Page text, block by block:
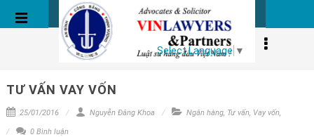
Select Language ▼
BÀI VIẾT
TƯ VẤN VAY VỐN
25/01/2016 Nguyễn Đăng Khoa Ngân hàng, Tư vấn, Vay vốn,
0 Bình luận